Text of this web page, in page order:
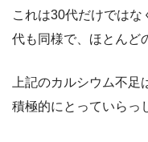
これは30代だけでは
代も同様で、ほとんど
上記のカルシウム不
積極的にとっていらっ